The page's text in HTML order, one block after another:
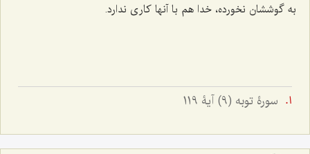
به گوششان نخورده، خدا هم با آنها کاری ندارد.
سورۀ توبه (9) آیۀ 119